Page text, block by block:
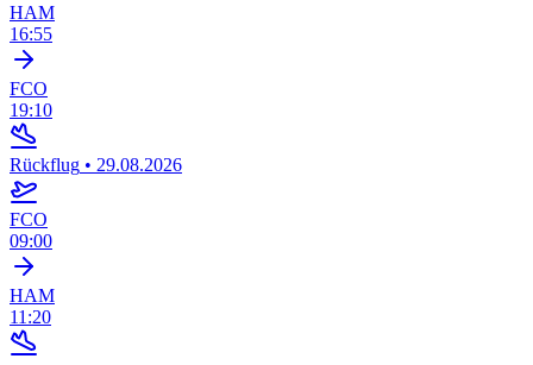
HAM
16:55
FCO
19:10
Rückflug • 29.08.2026
FCO
09:00
HAM
11:20